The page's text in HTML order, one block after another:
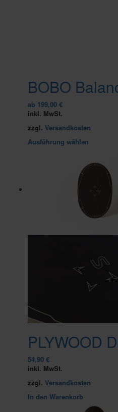
BOBO
ab 199,00 €
inkl. MwSt.
zzgl. Versandkosten
Ausführung wählen
mehrere
Varianten
auf.
Die
Optionen
können
werden
PLYWOOD
54,90 €
inkl. MwSt.
zzgl. Versandkosten
In den Warenkorb